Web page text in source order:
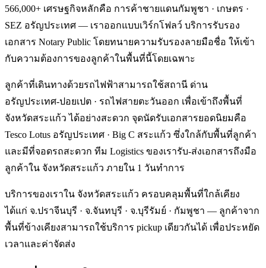
566,000+ เศรษฐกิจหลักคือ การค้าชายแดนกัมพูชา · เกษตร ·
SEZ อรัญประเทศ — เราออกแบบเวิร์กโฟลว์ บริการรับรอง
เอกสาร Notary Public โดยทนายความรับรองลายมือชื่อ ให้เข้า
กับความต้องการของลูกค้าในพื้นที่นี้โดยเฉพาะ
ลูกค้าที่เดินทางด้วยรถไฟฟ้าสามารถใช้สถานี ด่าน
อรัญประเทศ-ปอยเปต · รถไฟสายตะวันออก เพื่อเข้าถึงพื้นที่
จังหวัดสระแก้ว ได้อย่างสะดวก จุดนัดรับเอกสารยอดนิยมคือ
Tesco Lotus อรัญประเทศ · Big C สระแก้ว ซึ่งใกล้กับพื้นที่ลูกค้า
และมีที่จอดรถสะดวก ทีม Logistics ของเรารับ-ส่งเอกสารถึงมือ
ลูกค้าใน จังหวัดสระแก้ว ภายใน 1 วันทำการ
บริการของเราใน จังหวัดสระแก้ว ครอบคลุมพื้นที่ใกล้เคียง
ได้แก่ จ.ปราจีนบุรี · จ.จันทบุรี · จ.บุรีรัมย์ · กัมพูชา — ลูกค้าจาก
พื้นที่ข้างเคียงสามารถใช้บริการ pickup เดียวกันได้ เพื่อประหยัด
เวลาและค่าจัดส่ง